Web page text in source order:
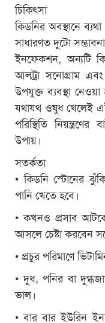
চিকিৎসা
কিডনির অবস্থানে
সাধারণত দুটো
ইনফেকশন, অন্যটি
আলট্রা সনোগ্রাম এবং
উপযুক্ত ব্যবস্থা
যথাযথ ওষুধ খেলেই
পরিস্থিতি
উপায়।
সতর্কতা
• কিডনি স্টোনের
পানি খেতে হবে।
• কখনও প্রসাব
আসলে চেষ্টা করবেন
• প্রচুর পরিমাণে
• দুধ, পনির বা
ভাল।
• বার বার ইউরিন